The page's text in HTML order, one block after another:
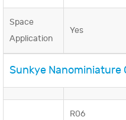
Space
Application
Yes
Sunkye Nanominiature
R06